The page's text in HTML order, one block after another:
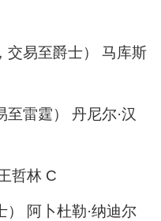
交易至爵士） 马库斯
雷霆） 丹尼尔·汉
哲林 C
阿卜杜勒·纳迪尔